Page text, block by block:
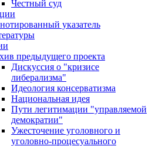
Честный суд
указатель
предыдущего проекта
Дискуссия о "кризисе
либерализма"
Идеология консерватизма
Национальная идея
Пути легитимации "управляемой
демократии"
Ужесточение уголовного и
уголовно-процесуального